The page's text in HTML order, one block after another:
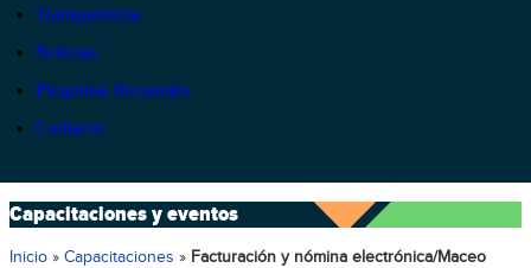
Transparencia
Noticias
Preguntas frecuentes
Contacto
Capacitaciones y eventos
Inicio » Capacitaciones » Facturación y nómina electrónica/Maceo